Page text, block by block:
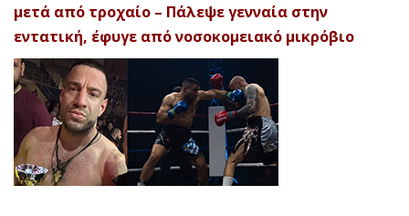
μετά από τροχαίο – Πάλεψε γενναία στην
εντατική, έφυγε από νοσοκομειακό μικρόβιο